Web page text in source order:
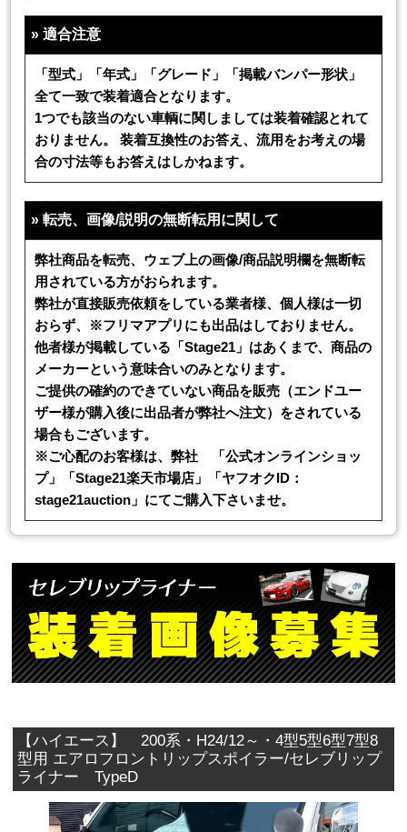
»適合注意
「型式」「年式」「グレード」「掲載バンパー形状」
全て一致で装着適合となります。
1つでも該当のない車輌に関しましては装着確認とれて
おりません。 装着互換性のお答え、流用をお考えの場
合の寸法等もお答えはしかねます。
»転売、画像/説明の無断転用に関して
弊社商品を転売、ウェブ上の画像/商品説明欄を無断転
用されている方がおられます。
弊社が直接販売依頼をしている業者様、個人様は一切
おらず、※フリマアプリにも出品はしておりません。
他者様が掲載している「Stage21」はあくまで、商品の
メーカーという意味合いのみとなります。
ご提供の確約のできていない商品を販売（エンドユー
ザー様が購入後に出品者が弊社へ注文）をされている
場合もございます。
※ご心配のお客様は、弊社 「公式オンラインショッ
プ」「Stage21楽天市場店」「ヤフオクID：
stage21auction」にてご購入下さいませ。
【ハイエース】 200系・H24/12～・4型5型6型7型8
型用 エアロフロントリップスポイラー/セレブリップ
ライナー TypeD